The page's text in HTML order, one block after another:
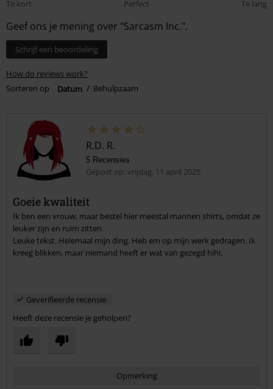
Te kort Perfect Te lang
Geef ons je mening over "Sarcasm Inc.".
Schrijf een beoordeling
How do reviews work?
Sorteren op
Datum Behulpzaam
R.D. R.
5 Recensies
Gepost op: vrijdag, 11 april 2025
Goeie kwaliteit
Ik ben een vrouw, maar bestel hier meestal mannen shirts, omdat ze
leuker zijn en ruim zitten.
Leuke tekst. Helemaal mijn ding. Heb em op mijn werk gedragen. Ik
kreeg blikken, maar niemand heeft er wat van gezegd hihi.
Geverifieerde recensie
Heeft deze recensie je geholpen?
Opmerking